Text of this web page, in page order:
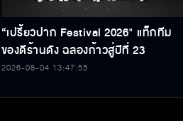
2026-08-04 13:47:55